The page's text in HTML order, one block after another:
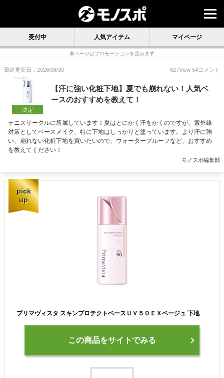
受付中 人気アイテム マイページ
本ページはプロモーションを含みます
最終更新日：2026/06/30 627View 54コメント
決定
【汗に強い化粧下地】夏でも崩れない！人気ベ
ースのおすすめを教えて！
テニスサークルに所属しています！夏はとにかく汗をかくのですが、紫外線
対策としてベースメイク、特に下地はしっかりと塗っています。より汗に強
い、崩れない化粧下地を買いたいので、ウォータープルーフなど、おすすめ
を教えてください！
モノスポ編集部
pick
up
プリマヴィスタ スキンプロテクトベースＵＶ５０ＥＸベージュ 下地
この商品をサイトでみる